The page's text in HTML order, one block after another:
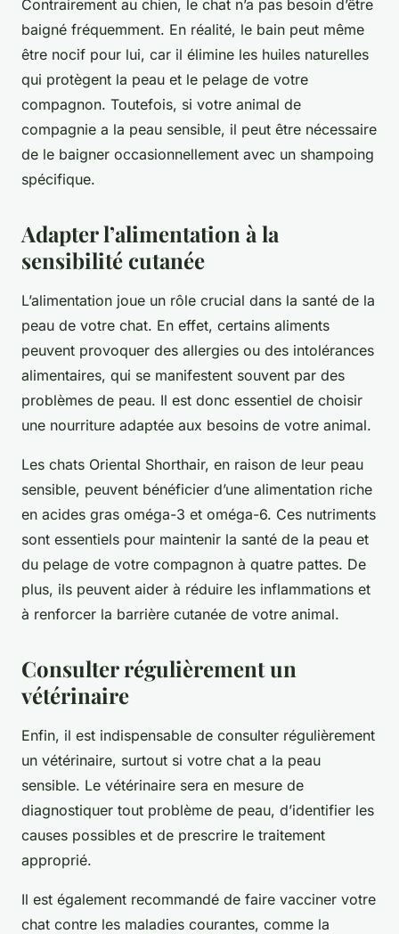
Contrairement au chien, le chat n’a pas besoin d’être
baigné fréquemment. En réalité, le bain peut même
être nocif pour lui, car il élimine les huiles naturelles
qui protègent la peau et le pelage de votre
compagnon. Toutefois, si votre animal de
compagnie a la peau sensible, il peut être nécessaire
de le baigner occasionnellement avec un shampoing
spécifique.
Adapter l’alimentation à la
sensibilité cutanée
L’alimentation joue un rôle crucial dans la santé de la
peau de votre chat. En effet, certains aliments
peuvent provoquer des allergies ou des intolérances
alimentaires, qui se manifestent souvent par des
problèmes de peau. Il est donc essentiel de choisir
une nourriture adaptée aux besoins de votre animal.
Les chats Oriental Shorthair, en raison de leur peau
sensible, peuvent bénéficier d’une alimentation riche
en acides gras oméga-3 et oméga-6. Ces nutriments
sont essentiels pour maintenir la santé de la peau et
du pelage de votre compagnon à quatre pattes. De
plus, ils peuvent aider à réduire les inflammations et
à renforcer la barrière cutanée de votre animal.
Consulter régulièrement un
vétérinaire
Enfin, il est indispensable de consulter régulièrement
un vétérinaire, surtout si votre chat a la peau
sensible. Le vétérinaire sera en mesure de
diagnostiquer tout problème de peau, d’identifier les
causes possibles et de prescrire le traitement
approprié.
Il est également recommandé de faire vacciner votre
chat contre les maladies courantes, comme la